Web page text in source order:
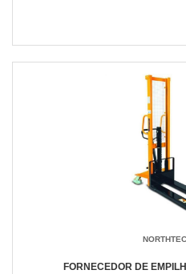
NORTHTEC
FORNECEDOR DE